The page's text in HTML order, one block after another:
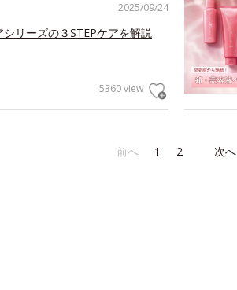
2025/09/24
リーズの３STEPケアを解説
5360 view
前へ 1 2 次へ